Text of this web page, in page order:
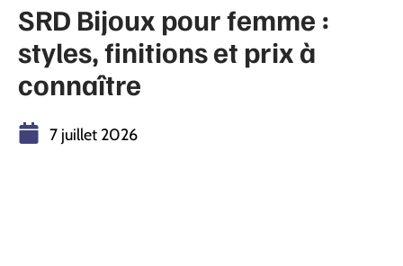
SRD Bijoux pour femme :
styles, finitions et prix à
connaître
7 juillet 2026